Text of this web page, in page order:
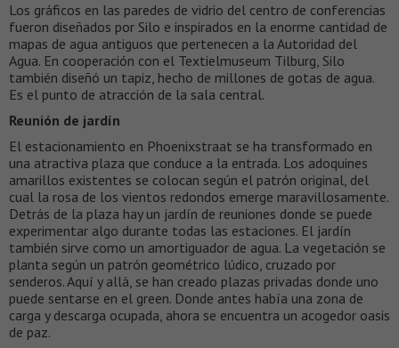
Los gráficos en las paredes de vidrio del centro de conferencias
fueron diseñados por Silo e inspirados en la enorme cantidad de
mapas de agua antiguos que pertenecen a la Autoridad del
Agua. En cooperación con el Textielmuseum Tilburg, Silo
también diseñó un tapiz, hecho de millones de gotas de agua.
Es el punto de atracción de la sala central.
Reunión de jardín
El estacionamiento en Phoenixstraat se ha transformado en
una atractiva plaza que conduce a la entrada. Los adoquines
amarillos existentes se colocan según el patrón original, del
cual la rosa de los vientos redondos emerge maravillosamente.
Detrás de la plaza hay un jardín de reuniones donde se puede
experimentar algo durante todas las estaciones. El jardín
también sirve como un amortiguador de agua. La vegetación se
planta según un patrón geométrico lúdico, cruzado por
senderos. Aquí y allá, se han creado plazas privadas donde uno
puede sentarse en el green. Donde antes había una zona de
carga y descarga ocupada, ahora se encuentra un acogedor oasis
de paz.